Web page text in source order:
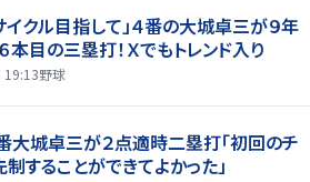
サイクル目指して」４番の大城卓三が９年
本目の三塁打！Ｘでもトレンド入り
野球
番大城卓三が２点適時二塁打「初回のチ
制することができてよかった」